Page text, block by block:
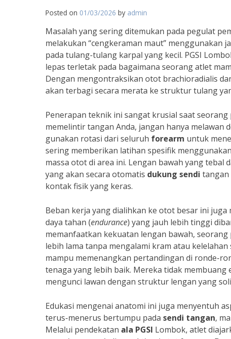
Posted on 01/03/2026 by admin
Masalah yang sering ditemukan pada pegulat
melakukan “cengkeraman maut” menggunakan
pada tulang-tulang karpal yang kecil. PGSI
lepas terletak pada bagaimana seorang atlet
Dengan mengontraksikan otot brachioradialis
akan terbagi secara merata ke struktur tulang
Penerapan teknik ini sangat krusial saat
memelintir tangan Anda, jangan hanya melawan
gunakan rotasi dari seluruh forearm untuk
sering memberikan latihan spesifik
massa otot di area ini. Lengan bawah yang
yang akan secara otomatis dukung sendi tangan
kontak fisik yang keras.
Beban kerja yang dialihkan ke otot besar ini
daya tahan (endurance) yang jauh lebih tinggi
memanfaatkan kekuatan lengan bawah,
lebih lama tanpa mengalami kram atau
mampu memenangkan pertandingan di ronde-
tenaga yang lebih baik. Mereka tidak
mengunci lawan dengan struktur lengan yang
Edukasi mengenai anatomi ini juga menyentuh
terus-menerus bertumpu pada sendi tangan,
Melalui pendekatan ala PGSI Lombok, atlet